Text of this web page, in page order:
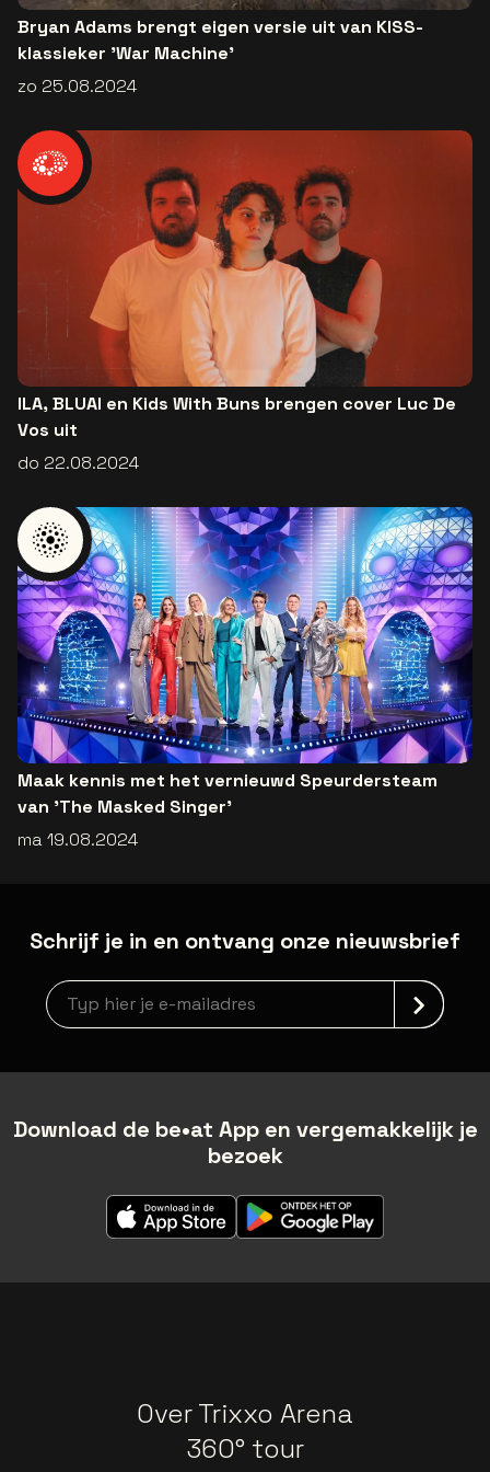
Bryan Adams brengt eigen versie uit van KISS-
klassieker 'War Machine'
zo 25.08.2024
ILA, BLUAI en Kids With Buns brengen cover Luc De
Vos uit
do 22.08.2024
Maak kennis met het vernieuwd Speurdersteam
van 'The Masked Singer'
ma 19.08.2024
Schrijf je in en ontvang onze nieuwsbrief
Nieuwsbrief aanmelding
Download de be•at App en vergemakkelijk je
bezoek
Over Trixxo Arena
360° tour